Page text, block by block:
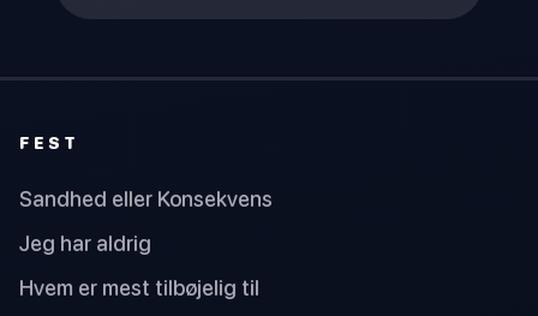
FEST
Sandhed eller Konsekvens
Jeg har aldrig
Hvem er mest tilbøjelig til